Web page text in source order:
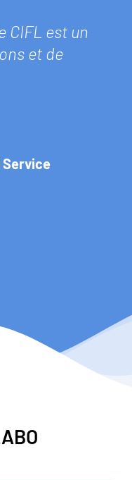
CIFL est un
et de
Service